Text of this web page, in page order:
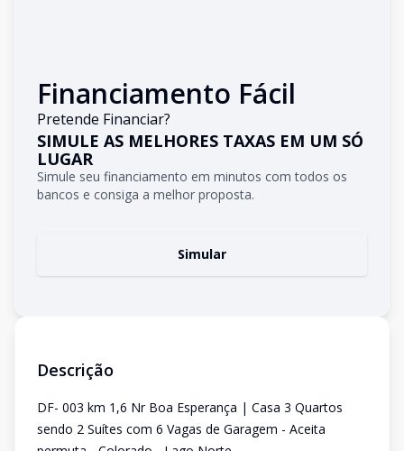
Financiamento Fácil
Pretende Financiar?
SIMULE AS MELHORES TAXAS EM UM SÓ
LUGAR
Simule seu financiamento em minutos com todos os
bancos e consiga a melhor proposta.
Simular
Descrição
DF- 003 km 1,6 Nr Boa Esperança | Casa 3 Quartos
sendo 2 Suítes com 6 Vagas de Garagem - Aceita